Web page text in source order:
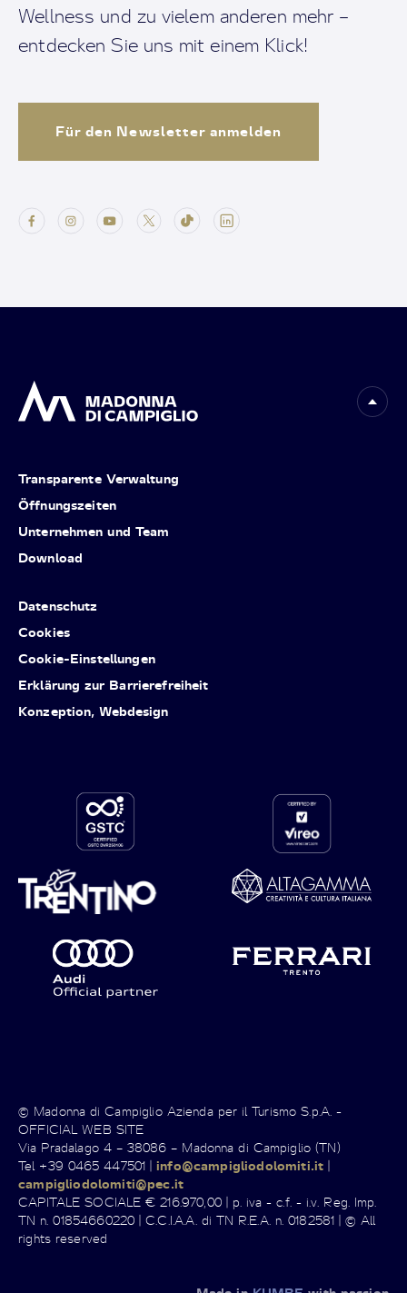
Wellness und zu vielem anderen mehr –
entdecken Sie uns mit einem Klick!
Für den Newsletter anmelden
Transparente Verwaltung
Öffnungszeiten
Unternehmen und Team
Download
Datenschutz
Cookies
Cookie-Einstellungen
Erklärung zur Barrierefreiheit
Konzeption, Webdesign
© Madonna di Campiglio Azienda per il Turismo S.p.A. -
OFFICIAL WEB SITE
Via Pradalago 4 – 38086 – Madonna di Campiglio (TN)
Tel +39 0465 447501 |info@campigliodolomiti.it |
campigliodolomiti@pec.it
CAPITALE SOCIALE € 216.970,00 | p. iva - c.f. - i.v. Reg. Imp.
TN n. 01854660220 | C.C.I.A.A. di TN R.E.A. n. 0182581 | © All
rights reserved